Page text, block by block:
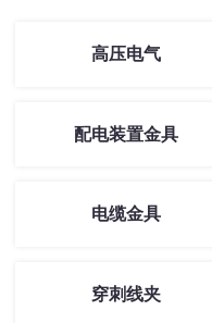
高压电气
配电装置金具
电缆金具
穿刺线夹